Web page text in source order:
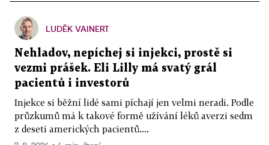
LUDĚK VAINERT
Nehladov, nepíchej si injekci, prostě si
vezmi prášek. Eli Lilly má svatý grál
pacientů i investorů
Injekce si běžní lidé sami píchají jen velmi neradi. Podle
průzkumů má k takové formě užívání léků averzi sedm
z deseti amerických pacientů....